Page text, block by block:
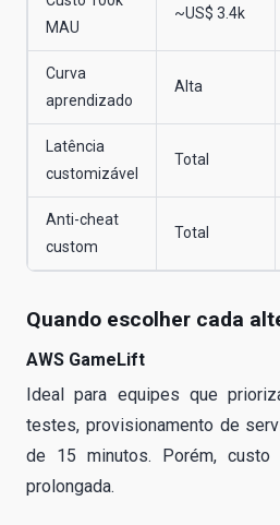
MAU
~US$ 3.4k
Curva
aprendizado
Alta
Latência
customizável
Total
Anti-cheat
custom
Total
Quando escolher cada
AWS GameLift
Ideal para equipes que
testes, provisionamento de
de 15 minutos. Porém, custo
prolongada.